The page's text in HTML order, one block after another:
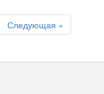
Следующая »Next